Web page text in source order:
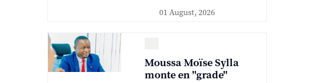
01 August, 2026
Moussa Moïse Sylla
monte en "grade"